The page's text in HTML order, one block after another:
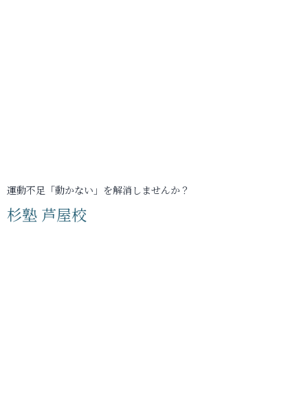
運動不足「動かない」を解消しませんか？
杉塾 芦屋校